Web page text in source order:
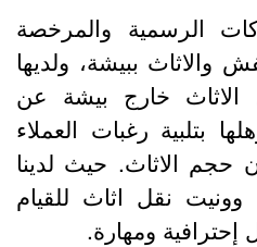
والمرخصة
ببيشة، ولديها
خارج بيشة عن
بتلبية رغبات العملاء
الاثاث. حيث لدينا
نقل اثاث للقيام
ومهارة.